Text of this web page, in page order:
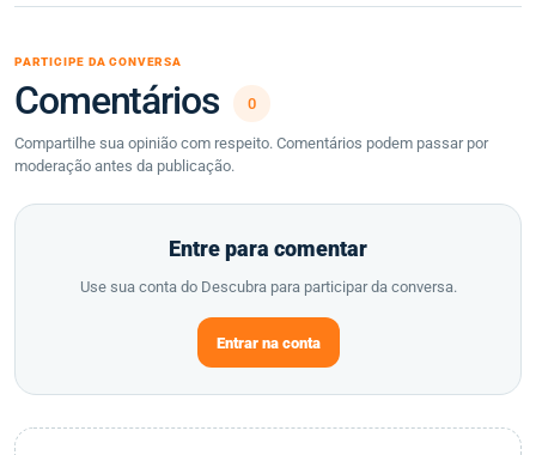
PARTICIPE DA CONVERSA
Comentários 0
Compartilhe sua opinião com respeito. Comentários podem passar por
moderação antes da publicação.
Entre para comentar
Use sua conta do Descubra para participar da conversa.
Entrar na conta